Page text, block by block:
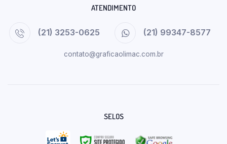
ATENDIMENTO
(21) 3253-0625 (21) 99347-8577
contato@graficaolimac.com.br
SELOS